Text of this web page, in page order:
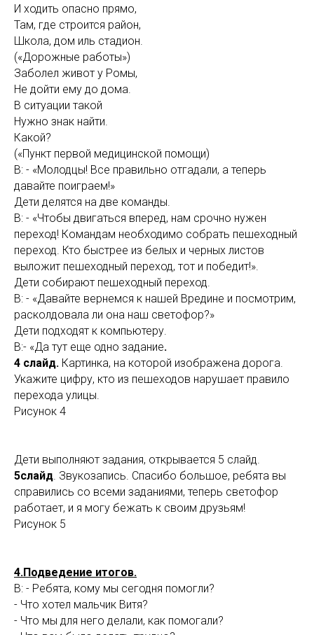
И ходить опасно прямо,
Там, где строится район,
Школа, дом иль стадион.
(«Дорожные работы»)
Заболел живот у Ромы,
Не дойти ему до дома.
В ситуации такой
Нужно знак найти.
Какой?
(«Пункт первой медицинской помощи)
В: - «Молодцы! Все правильно отгадали, а теперь
давайте поиграем!»
Дети делятся на две команды.
В: - «Чтобы двигаться вперед, нам срочно нужен
переход! Командам необходимо собрать пешеходный
переход. Кто быстрее из белых и черных листов
выложит пешеходный переход, тот и победит!».
Дети собирают пешеходный переход.
В: - «Давайте вернемся к нашей Вредине и посмотрим,
расколдовала ли она наш светофор?»
Дети подходят к компьютеру.
В:- «Да тут еще одно задание.
4 слайд. Картинка, на которой изображена дорога.
Укажите цифру, кто из пешеходов нарушает правило
перехода улицы.
Рисунок 4
Дети выполняют задания, открывается 5 слайд.
5слайд. Звукозапись. Спасибо большое, ребята вы
справились со всеми заданиями, теперь светофор
работает, и я могу бежать к своим друзьям!
Рисунок 5
4.Подведение итогов.
В: - Ребята, кому мы сегодня помогли?
- Что хотел мальчик Витя?
- Что мы для него делали, как помогали?